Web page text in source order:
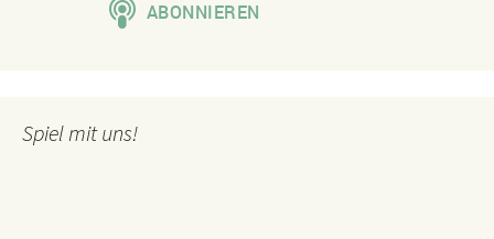
Spiel mit uns!